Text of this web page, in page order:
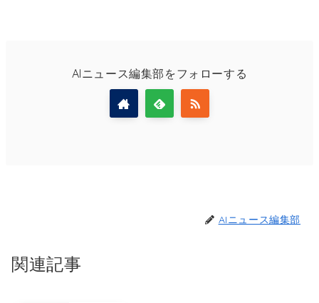
AIニュース編集部をフォローする
AIニュース編集部
関連記事